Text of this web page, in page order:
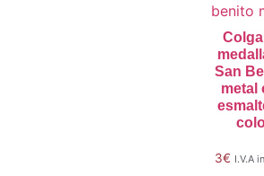
San
metal
3€ I.V.A